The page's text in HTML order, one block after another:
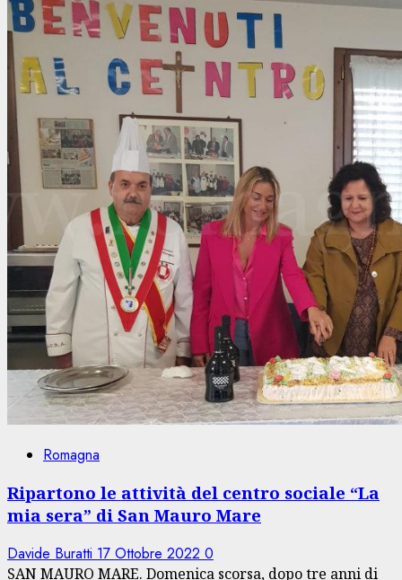
Romagna
Ripartono le attività del centro sociale “La
mia sera” di San Mauro Mare
Davide Buratti 17 Ottobre 2022 0
SAN MAURO MARE. Domenica scorsa, dopo tre anni di